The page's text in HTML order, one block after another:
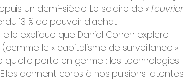
un demi-siècle. Le salaire de « l'ouvrier
13 % de pouvoir d'achat !
explique que Daniel Cohen explore
le « capitalisme de surveillance »
qu'elle porte en germe : les technologies
donnent corps à nos pulsions latentes